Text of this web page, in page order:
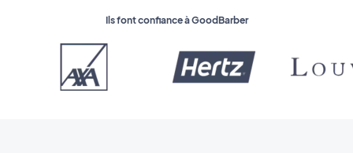
Ils font confiance à GoodBarber